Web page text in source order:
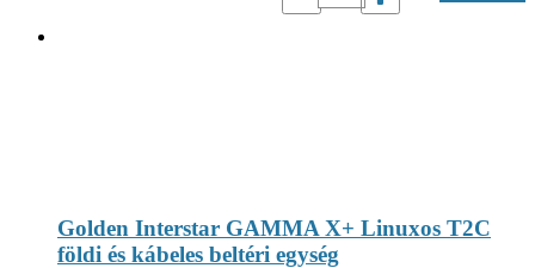
Golden Interstar GAMMA X+ Linuxos T2C
földi és kábeles beltéri egység